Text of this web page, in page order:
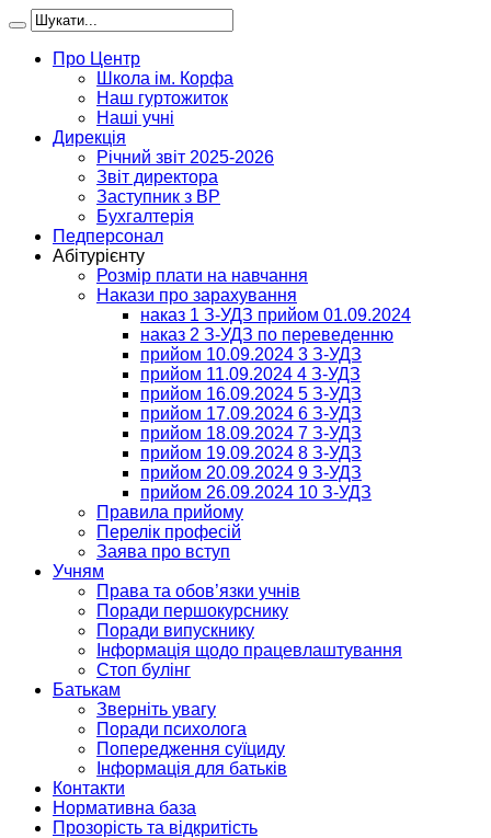
Про Центр
Школа ім. Корфа
Наш гуртожиток
Наші учні
Дирекція
Річний звіт 2025-2026
Звіт директора
Заступник з ВР
Бухгалтерія
Педперсонал
Абітурієнту
Розмір плати на навчання
Накази про зарахування
наказ 1 З-УДЗ прийом 01.09.2024
наказ 2 З-УДЗ по переведенню
прийом 10.09.2024 3 З-УДЗ
прийом 11.09.2024 4 З-УДЗ
прийом 16.09.2024 5 З-УДЗ
прийом 17.09.2024 6 З-УДЗ
прийом 18.09.2024 7 З-УДЗ
прийом 19.09.2024 8 З-УДЗ
прийом 20.09.2024 9 З-УДЗ
прийом 26.09.2024 10 З-УДЗ
Правила прийому
Перелік професій
Заява про вступ
Учням
Права та обов’язки учнів
Поради першокурснику
Поради випускнику
Інформація щодо працевлаштування
Стоп булінг
Батькам
Зверніть увагу
Поради психолога
Попередження суїциду
Інформація для батьків
Контакти
Нормативна база
Прозорість та відкритість